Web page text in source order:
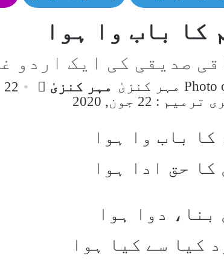
کا باب وا ہوا
صدیقی کی ایک اردو
مہر کنزیٰ
Send
22 جون, 2020
: 22 جون, 2020
کا باب وا ہوا
کا حق ادا ہوا
بنا، دوا ہوا
کیا سے کیا ہوا